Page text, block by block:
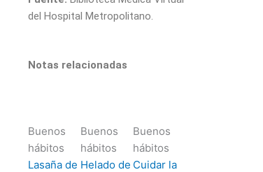
del Hospital Metropolitano.
Notas relacionadas
Buenos
hábitos
Lasaña de
Buenos
hábitos
Helado de
Buenos
hábitos
Cuidar la